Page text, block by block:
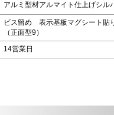
アルミ型材アルマイト仕上げシル
ビス留め 表示基板マグシート貼
（正面型9）
14営業日